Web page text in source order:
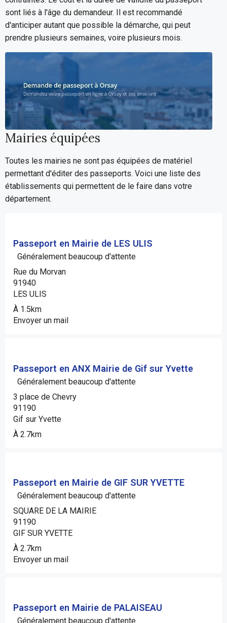
sont liés à l'âge du demandeur. Il est recommandé
d'anticiper autant que possible la démarche, qui peut
prendre plusieurs semaines, voire plusieurs mois.
Mairies équipées
Toutes les mairies ne sont pas équipées de matériel
permettant d'éditer des passeports. Voici une liste des
établissements qui permettent de le faire dans votre
département.
Passeport en Mairie de LES ULIS
Généralement beaucoup d'attente
Rue du Morvan
91940
LES ULIS
À 1.5km
Envoyer un mail
Passeport en ANX Mairie de Gif sur Yvette
Généralement beaucoup d'attente
3 place de Chevry
91190
Gif sur Yvette
À 2.7km
Passeport en Mairie de GIF SUR YVETTE
Généralement beaucoup d'attente
SQUARE DE LA MAIRIE
91190
GIF SUR YVETTE
À 2.7km
Envoyer un mail
Passeport en Mairie de PALAISEAU
Généralement beaucoup d'attente